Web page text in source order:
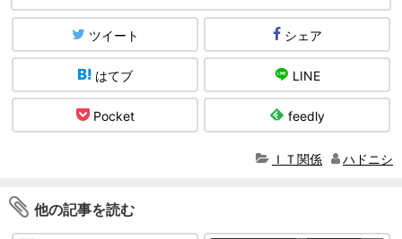
ツイート シェア
はてブ LINE
Pocket feedly
ＩＴ関係 ハドニシ
他の記事を読む